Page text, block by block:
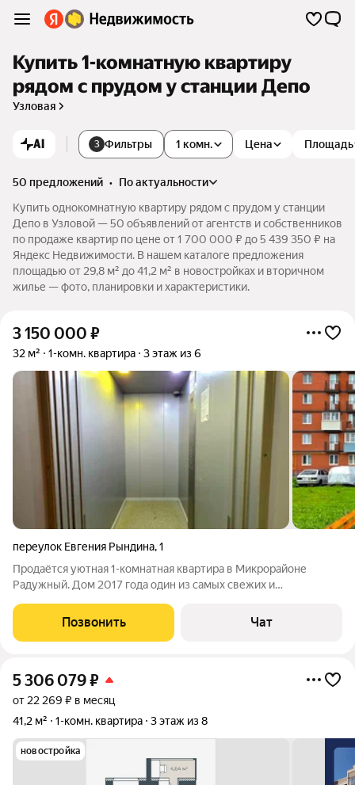
Купить 1-комнатную квартиру
рядом с прудом у станции Депо
Узловая
AI 3 Фильтры 1 комн. Цена Площадь
50 предложений •
по актуальности
Купить однокомнатную квартиру рядом с прудом у станции
Депо в Узловой — 50 объявлений от агентств и собственников
по продаже квартир по цене от 1 700 000 ₽ до 5 439 350 ₽ на
Яндекс Недвижимости. В нашем каталоге предложения
площадью от 29,8 м² до 41,2 м² в новостройках и вторичном
жилье — фото, планировки и характеристики.
3 150 000 ₽
32 м² 1-комн. квартира 3 этаж из 6
переулок Евгения Рындина,1
Продаётся уютная 1-комнатная квартира в Микрорайоне
Радужный. Дом 2017 года один из самых свежих и
фирмы Otis и круглосуточное видеонаблюдение. Во дворе
установлен шлагбаум. В шаговой доступности
Позвонить Чат
5 306 079₽
от 22 269 ₽ в месяц
41,2 м²
1-комн. квартира 3 этаж из 8
новостройка